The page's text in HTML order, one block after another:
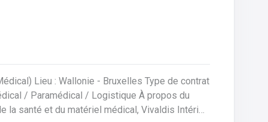
en fonction, entièrement rémunérée.
: Wallonie - Bruxelles Type de contrat